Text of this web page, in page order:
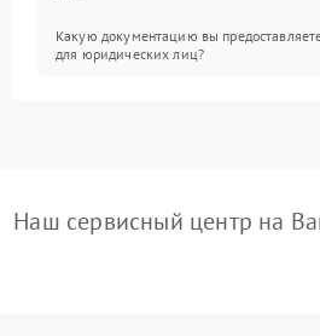
Какую документацию вы
для юридических лиц?
Наш сервисный центр на